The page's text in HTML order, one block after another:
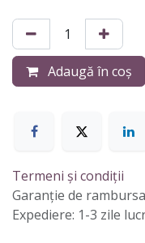
Adaugă în coș
Termeni și condiții
Garanție de
Expediere: 1-3 zile